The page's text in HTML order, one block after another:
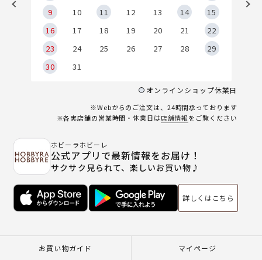
9
10 11 12 13 14
15
16
17 18 19 20 21
22
23
24 25 26 27 28
29
30
31
オンラインショップ休業日
※Webからのご注文は、24時間承っております
※各実店舗の営業時間・休業日は店舗情報をご覧ください
ホビーラホビーレ
公式アプリで最新情報をお届け！
サクサク見られて、楽しいお買い物♪
詳しくはこちら
お買い物ガイド マイページ